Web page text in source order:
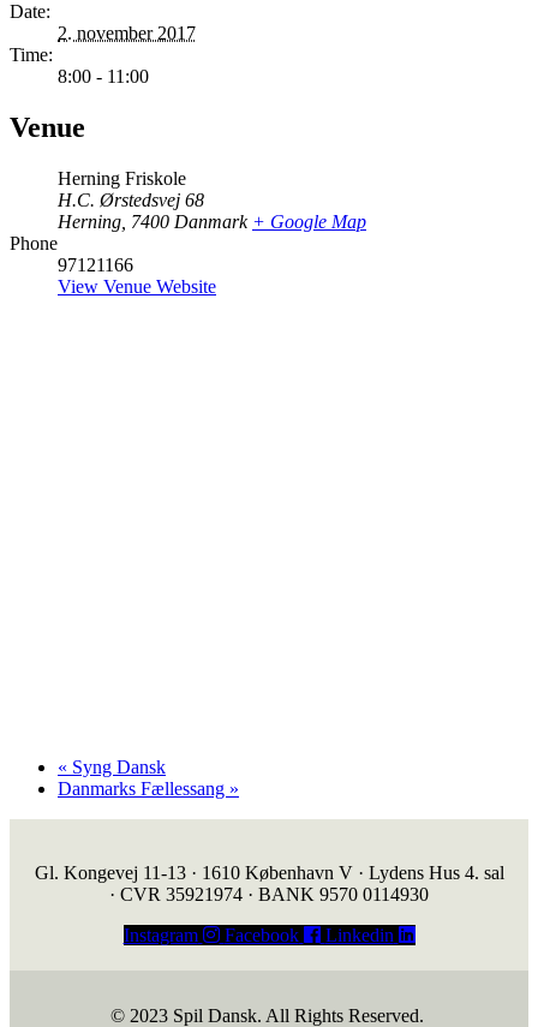
Date:
2. november 2017
Time:
8:00 - 11:00
Venue
Herning Friskole
H.C. Ørstedsvej 68
Herning 7400 Danmark + Google Map
Phone
97121166
View Venue Website
« Syng Dansk
Danmarks Fællessang »
Gl. Kongevej 11-13 · 1610 København V · Lydens Hus 4. sal
· CVR 35921974 · BANK 9570 0114930
Instagram
Facebook Linkedin
© 2023 Spil Dansk. All Rights Reserved.